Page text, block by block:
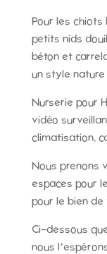
Pour les
petits nids
béton et
un style
Nurserie pour
vidéo
climatisation,
Nous prenons
espaces pour
pour le bien
Ci-dessous
nous